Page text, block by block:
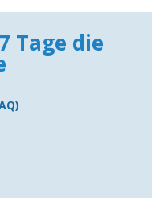
Tage die